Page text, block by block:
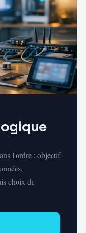
l'ordre : objectif
choix du